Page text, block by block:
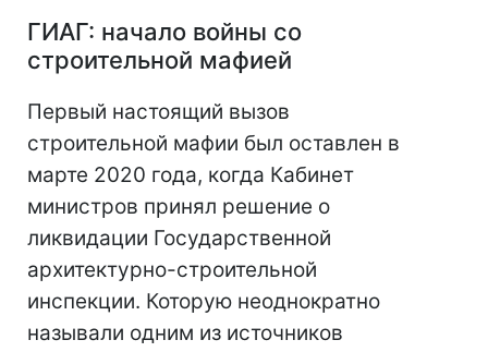
ГИАГ: начало войны со
строительной мафией
Первый настоящий вызов
строительной мафии был оставлен в
марте 2020 года, когда Кабинет
министров принял решение о
ликвидации Государственной
архитектурно-строительной
инспекции. Которую неоднократно
называли одним из источников